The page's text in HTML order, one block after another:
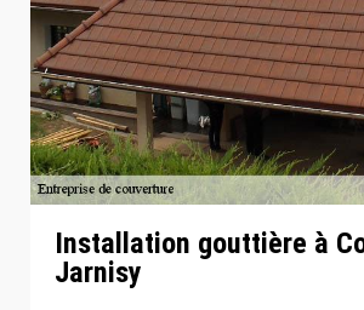
Installation gouttière à
Jarnisy